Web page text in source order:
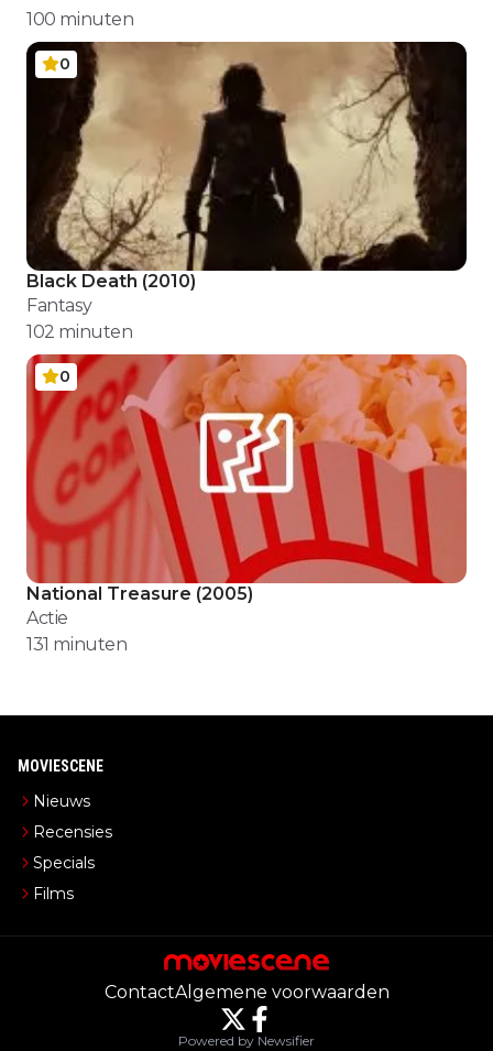
100 minuten
0
Black Death (2010)
Fantasy
102 minuten
0
National Treasure (2005)
Actie
131 minuten
MOVIESCENE
Nieuws
Recensies
Specials
Films
ContactAlgemene voorwaarden
Powered by Newsifier